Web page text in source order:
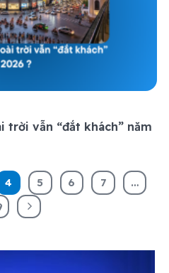
trời vẫn “đắt khách” năm
4 5 6 7
…